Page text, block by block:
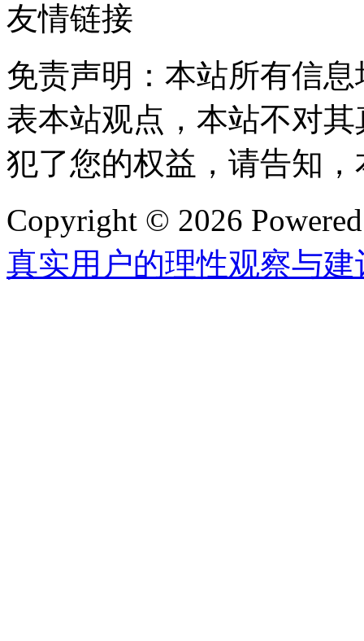
友情链接
免责声明：本站所有信
表本站观点，本站不对
犯了您的权益，请告知
Copyright © 2026
真实用户的理性观察与建